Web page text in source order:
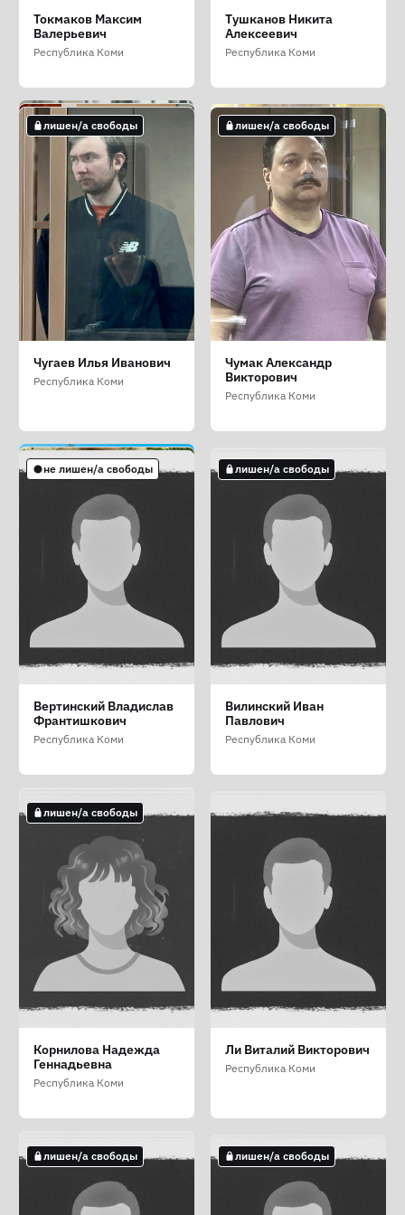
Павлюченко Дмитрий
Сергеевич
Республика Коми
Семёнов Алексей
Витальевич (Панчоха)
Республика Коми
Соловьёва Елена
Анатольевна
Республика Коми
лишен/а свободы
Сухарев Тимофей
Олегович
Республика Коми
Токмаков Максим
Валерьевич
Республика Коми
Тушканов Никита
Алексеевич
Республика Коми
лишен/а свободы
Тырон Игорь Борисович
Республика Коми
лишен/а свободы
Фарафонов Николай
Николаевич
Республика Коми
не лишен/а свободы
Чернышева Дарья
Владимировна
Республика Коми
лишен/а свободы
Чугаев Илья Иванович
Республика Коми
лишен/а свободы
Чумак Александр
Викторович
Республика Коми
лишен/а свободы
Якуненко Кристина
Владимировна
Республика Коми
лишен/а свободы
Анфалов Андрей
Викторович
Нижегородская область
Борисевич Дмитрий
Анатольевич
Республика Коми
не лишен/а свободы
Вертинский Владислав
Франтишкович
Республика Коми
лишен/а свободы
Вилинский Иван
Павлович
Республика Коми
Григорец Сергей
Владимирович
Республика Коми
лишен/а свободы
Дроздов Павел
Владимирович
лишен/а свободы
лишен/а свободы
Корнилова Надежда
Геннадьевна
Республика Коми
Ли Виталий Викторович
Республика Коми
не лишен/а свободы лишен/а свободы
лишен/а свободы лишен/а свободы